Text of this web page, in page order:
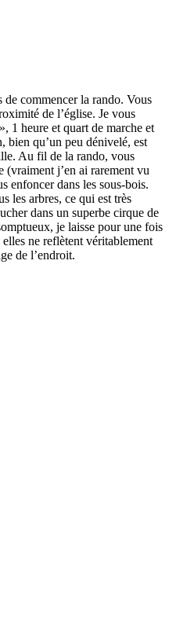
de commencer la rando. Vous
de l’église. Je vous
1 heure et quart de marche et
bien qu’un peu dénivelé, est
Au fil de la rando, vous
(vraiment j’en ai rarement vu
enfoncer dans les sous-bois.
les arbres, ce qui est très
dans un superbe cirque de
je laisse pour une fois
ne reflètent véritablement
de l’endroit.